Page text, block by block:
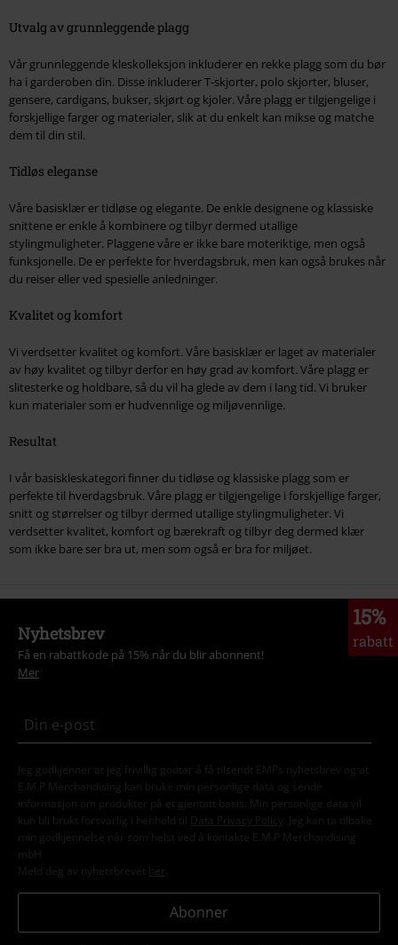
Utvalg av grunnleggende plagg
Vår grunnleggende kleskolleksjon inkluderer en rekke plagg som du bør
ha i garderoben din. Disse inkluderer T-skjorter, polo skjorter, bluser,
gensere, cardigans, bukser, skjørt og kjoler. Våre plagg er tilgjengelige i
forskjellige farger og materialer, slik at du enkelt kan mikse og matche
dem til din stil.
Tidløs eleganse
Våre basisklær er tidløse og elegante. De enkle designene og klassiske
snittene er enkle å kombinere og tilbyr dermed utallige
stylingmuligheter. Plaggene våre er ikke bare moteriktige, men også
funksjonelle. De er perfekte for hverdagsbruk, men kan også brukes når
du reiser eller ved spesielle anledninger.
Kvalitet og komfort
Vi verdsetter kvalitet og komfort. Våre basisklær er laget av materialer
av høy kvalitet og tilbyr derfor en høy grad av komfort. Våre plagg er
slitesterke og holdbare, så du vil ha glede av dem i lang tid. Vi bruker
kun materialer som er hudvennlige og miljøvennlige.
Resultat
I vår basiskleskategori finner du tidløse og klassiske plagg som er
perfekte til hverdagsbruk. Våre plagg er tilgjengelige i forskjellige farger,
snitt og størrelser og tilbyr dermed utallige stylingmuligheter. Vi
verdsetter kvalitet, komfort og bærekraft og tilbyr deg dermed klær
som ikke bare ser bra ut, men som også er bra for miljøet.
15%
rabatt
Nyhetsbrev
Få en rabattkode på 15% når du blir abonnent!
Mer
Jeg godkjenner at jeg frivillig godtar å få tilsendt EMPs nyhetsbrev og at
E.M.P Merchandising kan bruke min personlige data og sende
informasjon om produkter på et gjentatt basis. Min personlige data vil
kun bli brukt forsvarlig i henhold til
Data Privacy Policy
. Jeg kan ta tilbake
min godkjennelse når som helst ved å kontakte E.M.P Merchandising
mbH
Meld deg av nyhetsbrevet her
Abonner